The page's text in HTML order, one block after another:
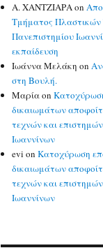
Α. ΧΑΝΤΖΙΑΡΑon
Τμήματος
Πανεπιστημίου
εκπαίδευση
Ιωάννα Μελάκη on
στη Βουλή.
Μαρίαon
δικαιωμάτων
τεχνών και
Ιωαννίνων
evi onΚατοχύρωση
δικαιωμάτων
τεχνών και
Ιωαννίνων